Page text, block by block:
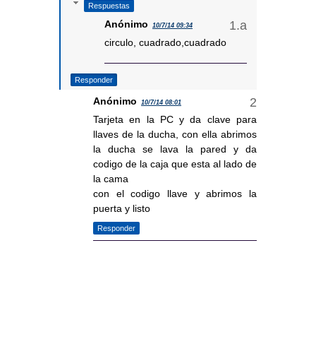
Respuestas
Anónimo 10/7/14 09:34
circulo, cuadrado,cuadrado
Responder
Anónimo 10/7/14 08:01
Tarjeta en la PC y da clave para
llaves de la ducha, con ella abrimos
la ducha se lava la pared y da
codigo de la caja que esta al lado de
la cama
con el codigo llave y abrimos la
puerta y listo
Responder